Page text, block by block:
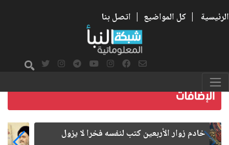
الرئيسية | كل المواضيع | اتصل بنا
خادم زوار الأربعين كتب لنفسه فخرا لا يزول